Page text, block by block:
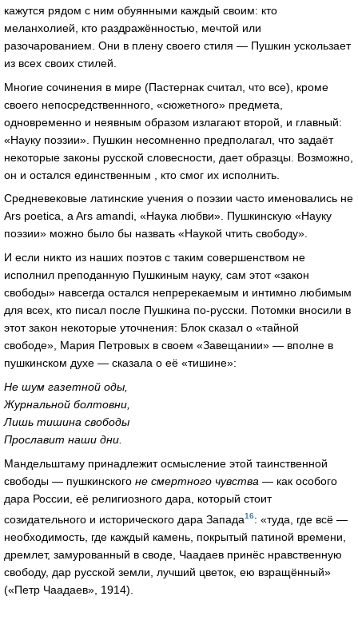
кажутся рядом с ним обуянными каждый своим: кто
меланхолией, кто раздражённостью, мечтой или
разочарованием. Они в плену своего стиля — Пушкин ускользает
из всех своих стилей.
Многие сочинения в мире (Пастернак считал, что все), кроме
своего непосредственнного, «сюжетного» предмета,
одновременно и неявным образом излагают второй, и главный:
«Науку поэзии». Пушкин несомненно предполагал, что задаёт
некоторые законы русской словесности, дает образцы. Возможно,
он и остался единственным , кто смог их исполнить.
Средневековые латинские учения о поэзии часто именовались не
Ars poetica, a Ars amandi, «Наука любви». Пушкинскую «Науку
поэзии» можно было бы назвать «Наукой чтить свободу».
И если никто из наших поэтов с таким совершенством не
исполнил преподанную Пушкиным науку, сам этот «закон
свободы» навсегда остался непререкаемым и интимно любимым
для всех, кто писал после Пушкина по-русски. Потомки вносили в
этот закон некоторые уточнения: Блок сказал о «тайной
свободе», Мария Петровых в своем «Завещании» — вполне в
пушкинском духе — сказала о её «тишине»:
Не шум газетной оды,
Журнальной болтовни,
Лишь тишина свободы
Прославит наши дни.
Мандельштаму принадлежит осмысление этой таинственной
свободы — пушкинского не смертного чувства — как особого
дара России, её религиозного дара, который стоит
созидательного и исторического дара Запада16: «туда, где всё —
необходимость, где каждый камень, покрытый патиной времени,
дремлет, замурованный в своде, Чаадаев принёс нравственную
свободу, дар русской земли, лучший цветок, ею взращённый»
(«Петр Чаадаев», 1914).